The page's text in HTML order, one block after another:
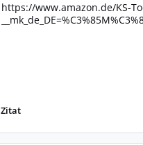
https://www.amazon.de/KS-
Zitat